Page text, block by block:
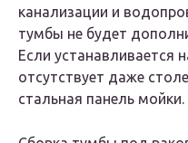
канализации и
тумбы не будет
Если устанавливается
отсутствует даже
стальная панель мойки.